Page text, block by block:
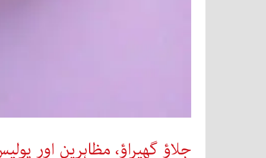
جلاؤ گھیراؤ، مظاہرین اور پولیس میں